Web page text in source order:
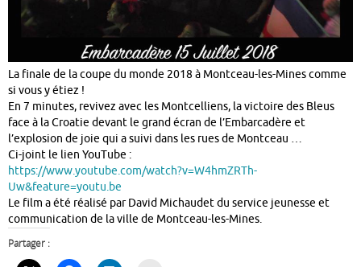
La finale de la coupe du monde 2018 à Montceau-les-Mines comme
si vous y étiez !
En 7 minutes, revivez avec les Montcelliens, la victoire des Bleus
face à la Croatie devant le grand écran de l’Embarcadère et
l’explosion de joie qui a suivi dans les rues de Montceau …
Ci-joint le lien YouTube :
https://www.youtube.com/watch?v=W4hmZRTh-
Uw&feature=youtu.be
Le film a été réalisé par David Michaudet du service jeunesse et
communication de la ville de Montceau-les-Mines.
Partager :